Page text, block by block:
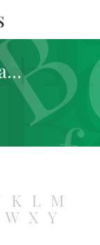
K L M
W X Y